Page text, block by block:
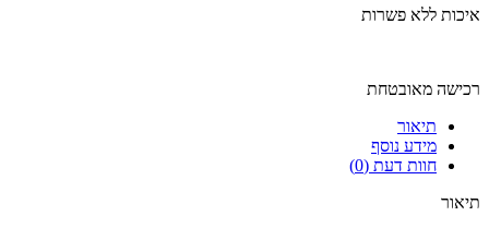
איכות ללא פשרות
רכישה מאובטחת
תיאור
מידע נוסף
חוות דעת (0)
תיאור